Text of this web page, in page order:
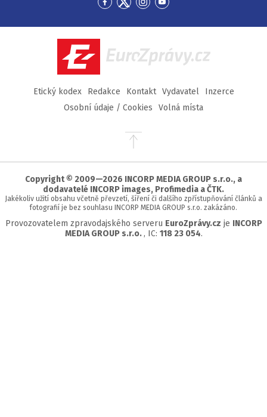
Přejít
Facebook
Přejít
Twitter
Přejít
Instagram
Přejít
YouTube
EuroZprávy.cz
Etický kodex Redakce Kontakt Vydavatel
Inzerce
Osobní údaje / Cookies
Volná místa
Přejít
stránky
Copyright © 2009—2026 INCORP MEDIA GROUP s.r.o., a
dodavatelé INCORP images, Profimedia a ČTK.
Jakékoliv užití obsahu včetně převzetí, šíření či dalšího zpřístupňování článků a
fotografií je bez souhlasu INCORP MEDIA GROUP s.r.o. zakázáno.
Provozovatelem zpravodajského serveru EuroZprávy.cz je INCORP
MEDIA GROUP s.r.o. , IC: 118 23 054.